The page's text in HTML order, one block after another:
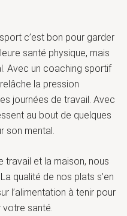
c’est bon pour garder
santé physique, mais
Avec un coaching sportif
la pression
journées de travail. Avec
au bout de quelques
son mental.
travail et la maison, nous
qualité de nos plats s’en
l’alimentation à tenir pour
votre santé.